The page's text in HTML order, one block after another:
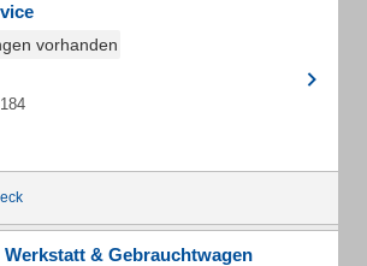
vorhanden
Werkstatt & Gebrauchtwagen